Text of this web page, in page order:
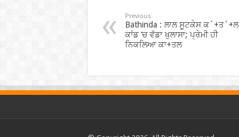
Previous
Bathinda : ਲਾਲ ਸੂਟਕੇਸ ਕ´+ਤ`+ਲ
ਕਾਂਡ ‘ਚ ਵੱਡਾ ਖੁਲਾਸਾ; ਪ੍ਰੇਮੀ ਹੀ
ਨਿਕਲਿਆ ਕਾ+ਤਲ